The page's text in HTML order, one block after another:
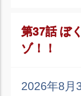
第37話 ぼ
ゾ！！
2026年8月